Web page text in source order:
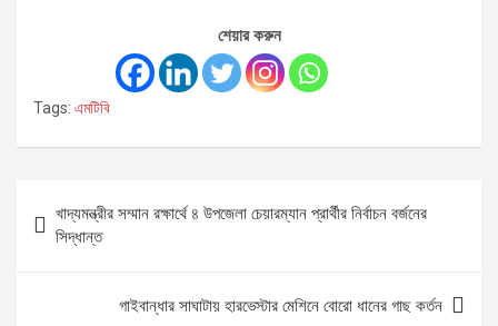
শেয়ার করুন
Tags: এমটিবি
navigation
খাদ্যমন্ত্রীর সম্মান রক্ষার্থে ৪ উপজেলা চেয়ারম্যান প্রার্থীর নির্বাচন বর্জনের
সিদ্ধান্ত
গাইবান্ধার সাঘাটায় হারভেস্টার মেশিনে বোরো ধানের গাছ কর্তন